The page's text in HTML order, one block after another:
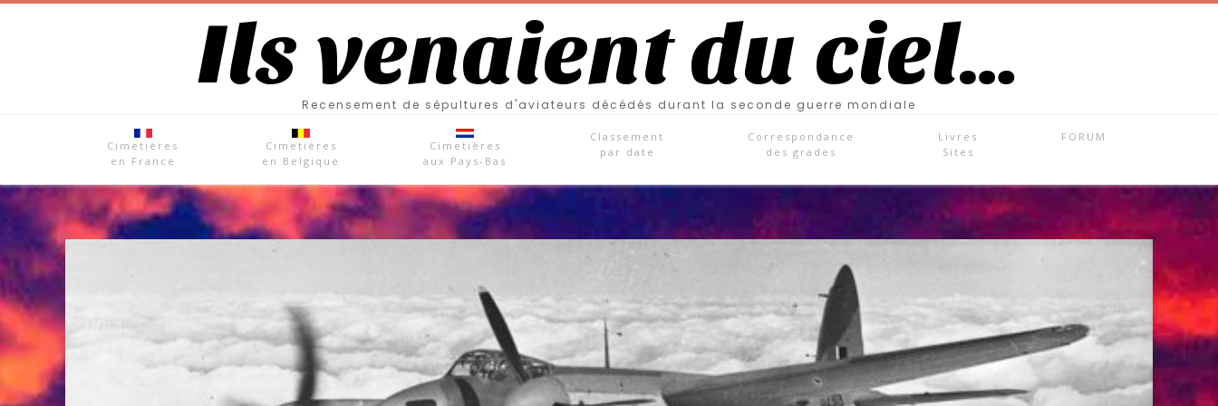
Ils venaient du ciel…
Recensement de sépultures d'aviateurs décédés durant la seconde guerre mondiale
Cimetières
en France
Cimetières
en Belgique
Cimetières
aux Pays-Bas
Classement
par date
Correspondance
des grades
Livres
Sites
FORUM